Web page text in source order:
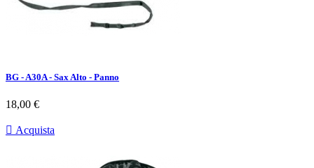
BG - A30A - Sax Alto - Panno
Prezzo
18,00 €
 Acquista